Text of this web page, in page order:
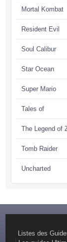
Mortal Kombat
Resident Evil
Soul Calibur
Star Ocean
Super Mario
Tales of
The Legend of
Tomb Raider
Uncharted
Listes des